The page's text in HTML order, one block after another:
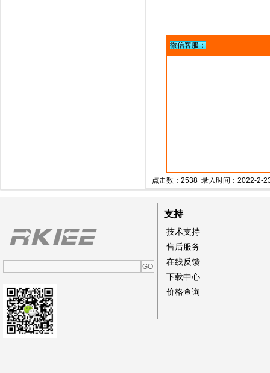
微信客服：
点击数：2538 录入时间：2022-2-
支持
技术支持
售后服务
在线反馈
下载中心
价格查询